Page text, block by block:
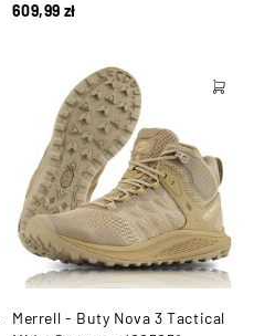
609,99 zł
Merrell - Buty Nova 3 Tactical